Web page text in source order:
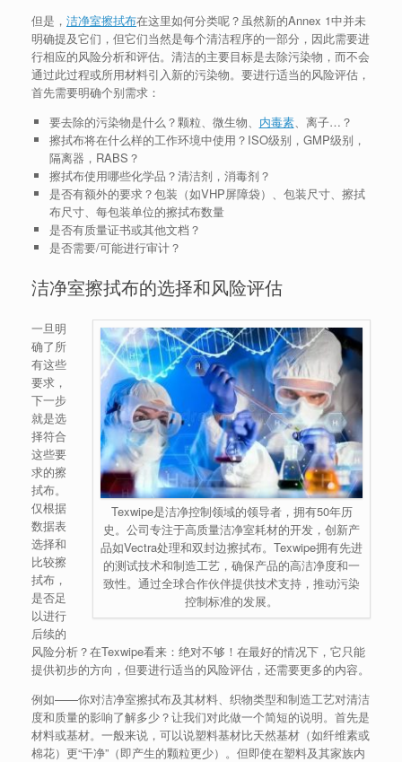
但是， 洁净室擦拭布在这里如何分类呢？虽然新的Annex 1中并未
明确提及它们，但它们当然是每个清洁程序的一部分，因此需要进
行相应的风险分析和评估。清洁的主要目标是去除污染物，而不会
通过此过程或所用材料引入新的污染物。要进行适当的风险评估，
首先需要明确个别需求：
要去除的污染物是什么？颗粒、微生物、 内毒素、离子…？
擦拭布将在什么样的工作环境中使用？ISO级别，GMP级别，
隔离器，RABS？
擦拭布使用哪些化学品？清洁剂，消毒剂？
是否有额外的要求？包装（如VHP屏障袋）、包装尺寸、擦拭
布尺寸、每包装单位的擦拭布数量
是否有质量证书或其他文档？
是否需要/可能进行审计？
洁净室擦拭布的选择和风险评估
Texwipe是洁净控制领域的领导者，拥有50年历
史。公司专注于高质量洁净室耗材的开发，创新产
品如Vectra处理和双封边擦拭布。Texwipe拥有先进
的测试技术和制造工艺，确保产品的高洁净度和一
致性。通过全球合作伙伴提供技术支持，推动污染
控制标准的发展。
一旦明
确了所
有这些
要求，
下一步
就是选
择符合
这些要
求的擦
拭布。
仅根据
数据表
选择和
比较擦
拭布，
是否足
以进行
后续的
风险分析？在Texwipe看来：绝对不够！在最好的情况下，它只能
提供初步的方向，但要进行适当的风险评估，还需要更多的内容。
例如——你对洁净室擦拭布及其材料、织物类型和制造工艺对清洁
度和质量的影响了解多少？让我们对此做一个简短的说明。首先是
材料或基材。一般来说，可以说塑料基材比天然基材（如纤维素或
棉花）更“干净”（即产生的颗粒更少）。但即使在塑料及其家族内